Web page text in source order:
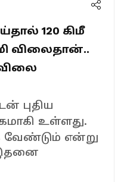
120 கிமீ
விலைதான்..
புதிய
உள்ளது.
வேண்டும் என்று